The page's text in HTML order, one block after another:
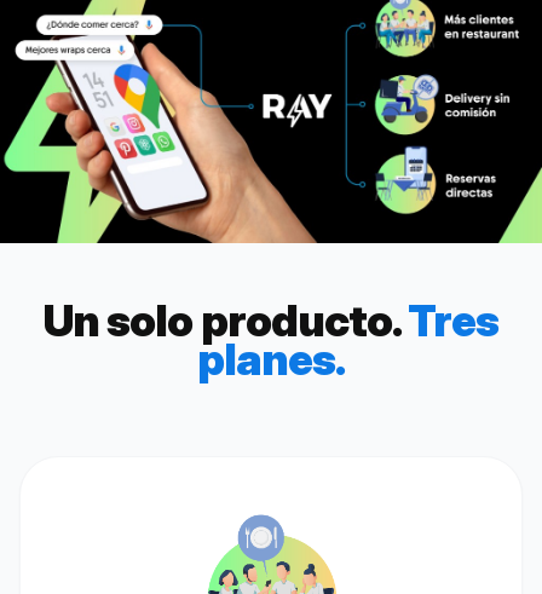
Un solo producto.Tres
planes.